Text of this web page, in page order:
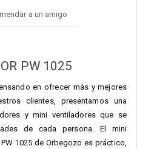
a un amigo
PW 1025
en ofrecer más y mejores
clientes, presentamos una
y mini ventiladores que se
de cada persona. El mini
1025 de Orbegozo es práctico,